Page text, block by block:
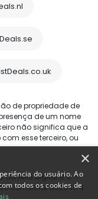
de propriedade de
de um nome
não significa que a
esse terceiro, ou
AMS Digital B.V. -
comercial 80264174
×
do usuário. Ao
todos os cookies de